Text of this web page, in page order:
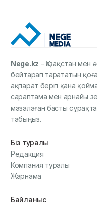
Nege.kz – Қазақстан
бейтарап тарататын
ақпарат беріп қана
сараптама мен арнайы
мазалаған басты
табыңыз.
Біз туралы
Редакция
Компания туралы
Жарнама
Байланыс